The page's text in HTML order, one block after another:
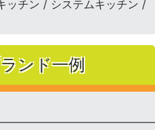
ッチン / システムキッチン /
ンド一例